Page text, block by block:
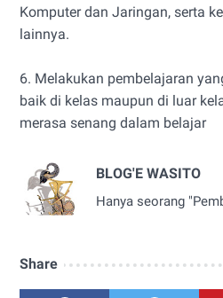
Komputer dan Jaringan, serta
lainnya.
6. Melakukan pembelajaran
baik di kelas maupun di luar
merasa senang dalam belajar
BLOG'E WASITO
Hanya seorang
Share